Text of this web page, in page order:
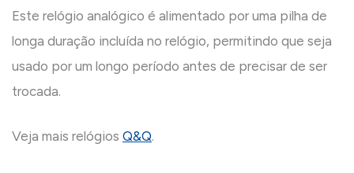
Este relógio analógico é alimentado por uma pilha de
longa duração incluída no relógio, permitindo que seja
usado por um longo período antes de precisar de ser
trocada.
Veja mais relógios Q&Q.